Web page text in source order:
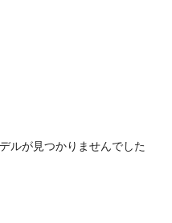
ルが見つかりませんでした